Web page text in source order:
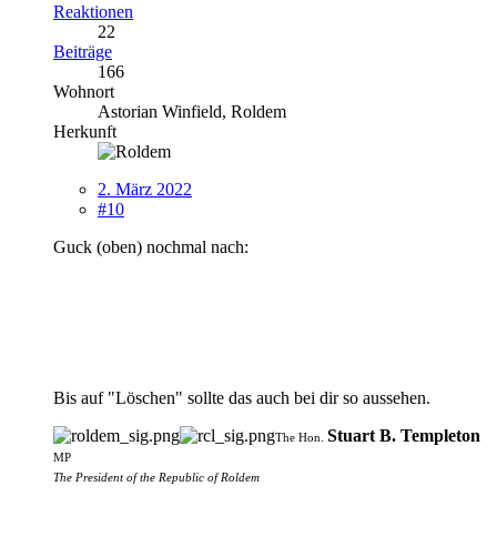
Reaktionen
22
Beiträge
166
Wohnort
Astorian Winfield, Roldem
Herkunft
2. März 2022
#10
Guck (oben) nochmal nach:
Bis auf "Löschen" sollte das auch bei dir so aussehen.
The Hon. Stuart B. Templeton
MP
The President of the Republic of Roldem